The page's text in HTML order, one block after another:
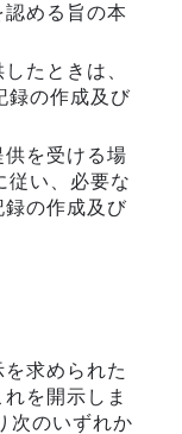
める旨の本
たときは、
録の作成及び
を受ける場
従い、必要な
の作成及び
求められた
を開示しま
次のいずれか